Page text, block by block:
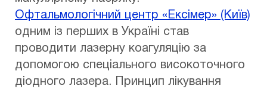
Офтальмологічний центр «Ексімер» (Київ)
одним із перших в Україні став
проводити лазерну коагуляцію за
допомогою спеціального високоточного
діодного лазера. Принцип лікування